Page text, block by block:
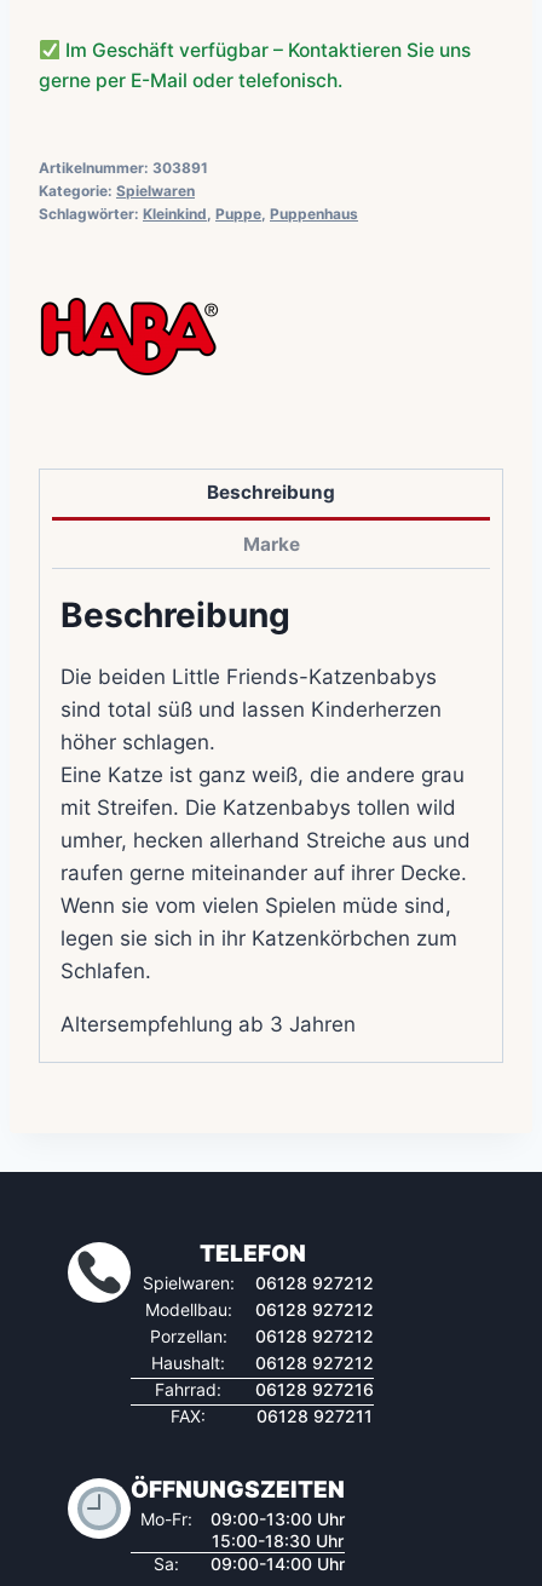
Im Geschäft verfügbar – Kontaktieren Sie uns
gerne per E-Mail oder telefonisch.
Artikelnummer: 303891
Kategorie: Spielwaren
Schlagwörter: Kleinkind Puppe Puppenhaus
Beschreibung
Marke
Beschreibung
Die beiden Little Friends-Katzenbabys
sind total süß und lassen Kinderherzen
höher schlagen.
Eine Katze ist ganz weiß, die andere grau
mit Streifen. Die Katzenbabys tollen wild
umher, hecken allerhand Streiche aus und
raufen gerne miteinander auf ihrer Decke.
Wenn sie vom vielen Spielen müde sind,
legen sie sich in ihr Katzenkörbchen zum
Schlafen.
Altersempfehlung ab 3 Jahren
TELEFON
Spielwaren:
06128 927212
Modellbau:
06128 927212
Porzellan:
06128 927212
Haushalt:
06128 927212
Fahrrad:
06128 927216
FAX:
06128 927211
ÖFFNUNGSZEITEN
Mo-Fr:
09:00-13:00 Uhr
15:00-18:30 Uhr
Sa:
09:00-14:00 Uhr